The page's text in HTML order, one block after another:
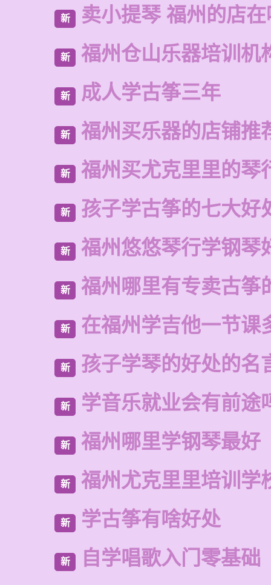
新 卖小提琴 福州的店
新 福州仓山乐器培训机
新 成人学古筝三年
新 福州买乐器的店铺推
新 福州买尤克里里的琴
新 孩子学古筝的七大好
新 福州悠悠琴行学钢琴
新 福州哪里有专卖古筝
新 在福州学吉他一节课
新 孩子学琴的好处的名
新 学音乐就业会有前途
新 福州哪里学钢琴最好
新 福州尤克里里培训学
新 学古筝有啥好处
新 自学唱歌入门零基础